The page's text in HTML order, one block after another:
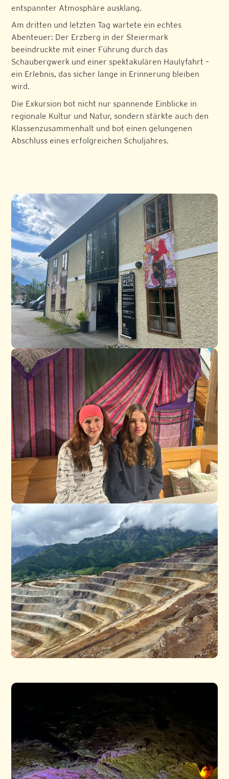
entspannter Atmosphäre ausklang.
Am dritten und letzten Tag wartete ein echtes
Abenteuer: Der Erzberg in der Steiermark
beeindruckte mit einer Führung durch das
Schaubergwerk und einer spektakulären Haulyfahrt –
ein Erlebnis, das sicher lange in Erinnerung bleiben
wird.
Die Exkursion bot nicht nur spannende Einblicke in
regionale Kultur und Natur, sondern stärkte auch den
Klassenzusammenhalt und bot einen gelungenen
Abschluss eines erfolgreichen Schuljahres.